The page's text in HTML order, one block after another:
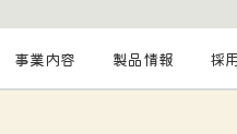
事業内容 製品情報 採